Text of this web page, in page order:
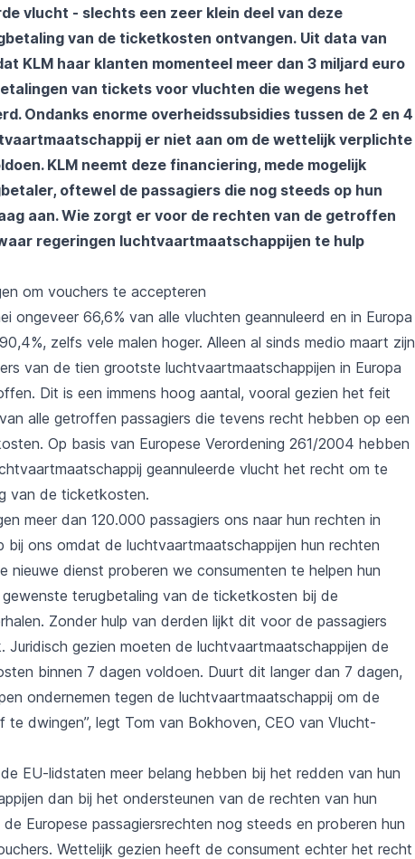
vlucht - slechts een zeer klein deel van deze
van de ticketkosten ontvangen. Uit data van
KLM haar klanten momenteel meer dan 3 miljard euro
van tickets voor vluchten die wegens het
Ondanks enorme overheidssubsidies tussen de 2 en 4
er niet aan om de wettelijk verplichte
KLM neemt deze financiering, mede mogelijk
oftewel de passagiers die nog steeds op hun
aan. Wie zorgt er voor de rechten van de getroffen
regeringen luchtvaartmaatschappijen te hulp
om vouchers te accepteren
ongeveer 66,6% van alle vluchten geannuleerd en in Europa
zelfs vele malen hoger. Alleen al sinds medio maart zijn
van de tien grootste luchtvaartmaatschappijen in Europa
Dit is een immens hoog aantal, vooral gezien het feit
alle getroffen passagiers die tevens recht hebben op een
Op basis van Europese Verordening 261/2004 hebben
geannuleerde vlucht het recht om te
van de ticketkosten.
meer dan 120.000 passagiers ons naar hun rechten in
bij ons omdat de luchtvaartmaatschappijen hun rechten
nieuwe dienst proberen we consumenten te helpen hun
terugbetaling van de ticketkosten bij de
Zonder hulp van derden lijkt dit voor de passagiers
Juridisch gezien moeten de luchtvaartmaatschappijen de
binnen 7 dagen voldoen. Duurt dit langer dan 7 dagen,
ondernemen tegen de luchtvaartmaatschappij om de
dwingen”, legt Tom van Bokhoven, CEO van Vlucht-
EU-lidstaten meer belang hebben bij het redden van hun
dan bij het ondersteunen van de rechten van hun
de Europese passagiersrechten nog steeds en proberen hun
Wettelijk gezien heeft de consument echter het recht